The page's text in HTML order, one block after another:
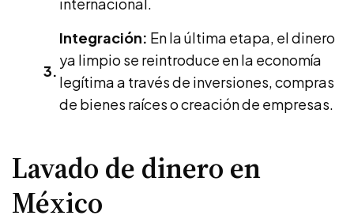
Integración: En la última etapa, el dinero
ya limpio se reintroduce en la economía
legítima a través de inversiones, compras
de bienes raíces o creación de empresas.
Lavado de dinero en
México